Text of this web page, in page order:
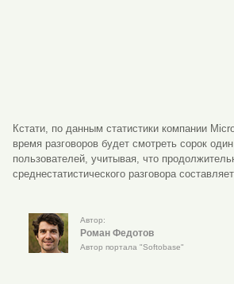
Кстати, по данным статистики компании
время разговоров будет смотреть сорок
пользователей, учитывая, что
среднестатистического разговора
Автор:
Роман Федотов
Автор портала "Softobase"